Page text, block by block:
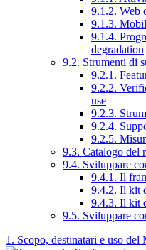
9.1.2. Web
9.1.3.
9.1.4.
degradation
9.2. Strumenti di
9.2.1.
9.2.2.
use
9.2.3.
9.2.4.
9.2.5.
9.3. Catalogo del
9.4. Sviluppare
9.4.1. Il
9.4.2. Il kit
9.4.3. Il kit
9.5. Sviluppare
1. Scopo, destinatari e uso